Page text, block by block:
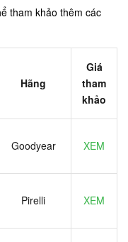
tham khảo thêm các
Hãng
Giá
tham
khảo
Goodyear XEM
Pirelli XEM